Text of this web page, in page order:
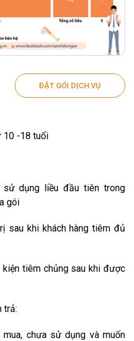
ĐẶT GÓI DỊCH VỤ
10 -18 tuổi
dụng liều đầu tiên trong
gói
sau khi khách hàng tiêm đủ
tiêm chủng sau khi được
trả:
mua, chưa sử dụng và muốn